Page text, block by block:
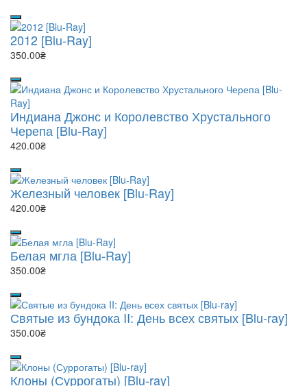
2012 [Blu-Ray]
350.00₴
Индиана Джонс и Королевство Хрустального
Черепа [Blu-Ray]
420.00₴
Железный человек [Blu-Ray]
420.00₴
Белая мгла [Blu-Ray]
350.00₴
Святые из бундока II: День всех святых [Blu-ray]
350.00₴
Клоны (Суррогаты) [Blu-ray]